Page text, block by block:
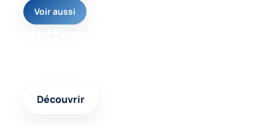
Voir aussi
Découvrir